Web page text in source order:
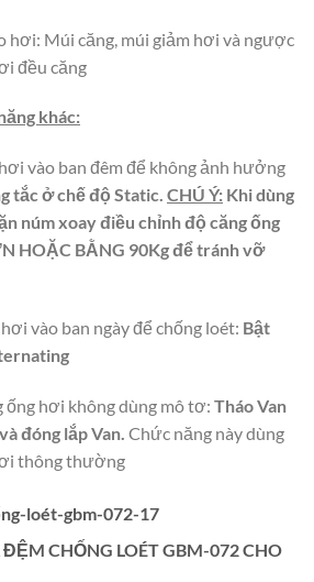
hơi: Múi căng, múi giảm hơi và ngược
đều căng
khác:
vào ban đêm để không ảnh hưởng
tắc ở chế độ Static. CHÚ Ý: Khi dùng
núm xoay điều chỉnh độ căng ống
HOẶC BẰNG 90Kg để tránh vỡ
vào ban ngày để chống loét: Bật
ống hơi không dùng mô tơ: Tháo Van
đóng lắp Van. Chức năng này dùng
thông thường
CHỐNG LOÉT GBM-072 CHO